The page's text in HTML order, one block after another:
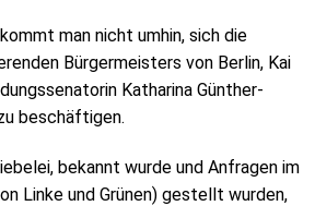
man nicht umhin, sich die
Bürgermeisters von Berlin, Kai
Katharina Günther-
beschäftigen.
bekannt wurde und Anfragen im
Linke und Grünen) gestellt wurden,